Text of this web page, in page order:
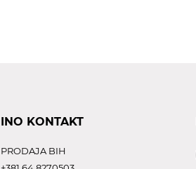
INO KONTAKT
PRODAJA BIH